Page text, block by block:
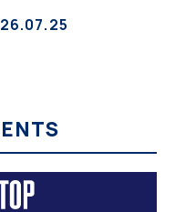
ます拡大